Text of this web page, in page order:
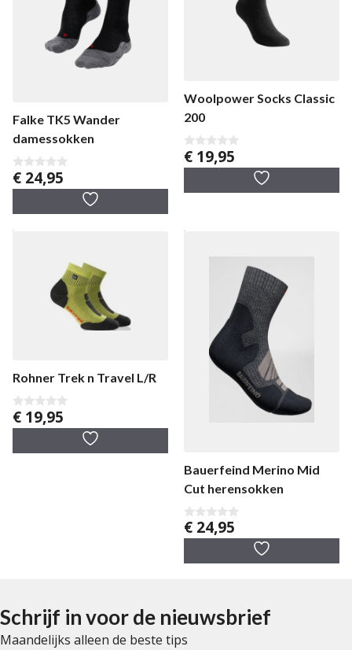
Falke TK5 Wander
damessokken
0
v
€ 24,95
Woolpower Socks Classic
200
0
v
5
€ 19,95
Rohner Trek n Travel L/R
0
v
€ 19,95
Bauerfeind Merino Mid
Cut herensokken
0
v
€ 24,95
Schrijf in voor de nieuwsbrief
Maandelijks alleen de beste tips